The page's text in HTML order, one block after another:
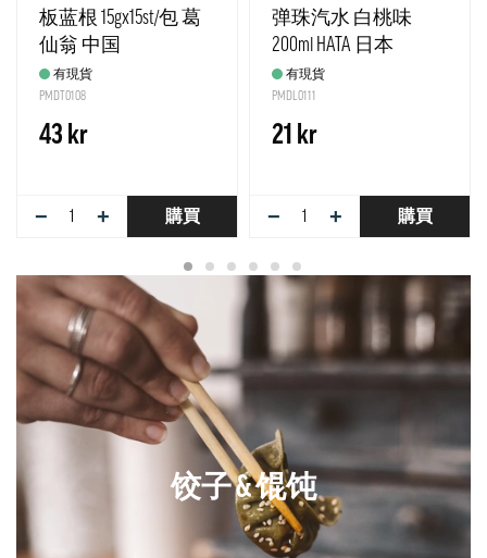
板蓝根 15gx15st/包 葛
仙翁 中国
有現貨
PMDT0108
43 kr
− + 購買
弹珠汽水 白桃味
200ml HATA 日本
有現貨
PMDL0111
21 kr
− + 購買
饺子 & 馄饨